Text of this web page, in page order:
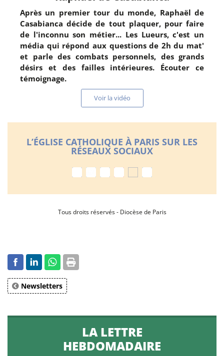
Après un premier tour du monde, Raphaël de
Casabianca décide de tout plaquer, pour faire
de l'inconnu son métier... Les Lueurs, c'est un
média qui répond aux questions de 2h du mat'
et parle des combats personnels, des grands
désirs et des failles intérieures. Écouter ce
témoignage.
Voir la vidéo
L’ÉGLISE CATHOLIQUE À PARIS SUR LES
RÉSEAUX SOCIAUX
Tous droits réservés - Diocèse de Paris
Newsletters
LA LETTRE
HEBDOMADAIRE